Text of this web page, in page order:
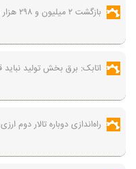
بازگشت ۲ میلیون و ۲۹۸ هزار زائر به کشور
اتابک: برق بخش تولید
راه‌اندازی دوباره تالار دوم